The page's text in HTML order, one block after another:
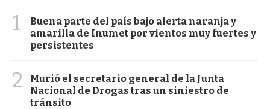
1
Buena parte del país bajo alerta naranja y
amarilla de Inumet por vientos muy fuertes y
persistentes
2
Murió el secretario general de la Junta
Nacional de Drogas tras un siniestro de
tránsito